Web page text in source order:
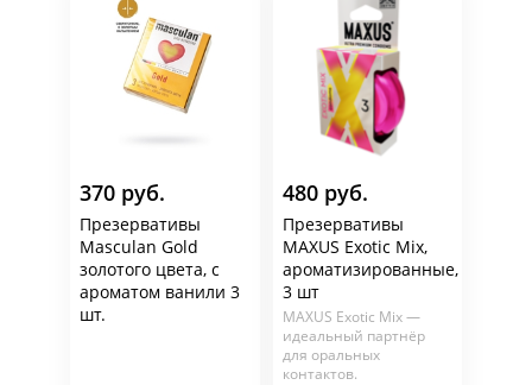
370 руб.
Презервативы
Masculan Gold
золотого цвета, с
ароматом ванили 3
шт.
480 руб.
Презервативы
MAXUS Exotic Mix,
ароматизированные,
3 шт
MAXUS Exotic Mix —
идеальный партнёр
для оральных
контактов.